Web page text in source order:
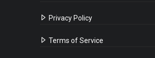
Privacy Policy
Terms of Service